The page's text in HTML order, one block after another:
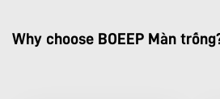
Why choose BOEEP Màn